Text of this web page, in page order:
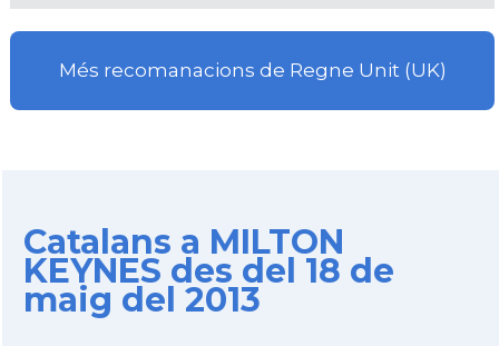
Més recomanacions de Regne Unit (UK)
Catalans a MILTON
KEYNES des del 18 de
maig del 2013